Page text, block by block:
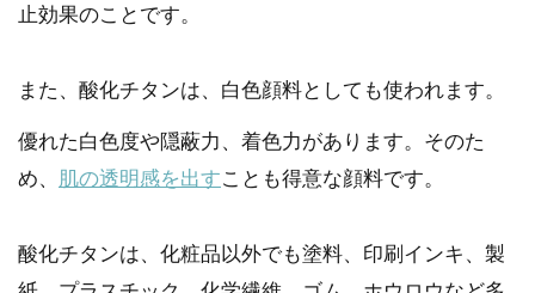
止効果のことです。
また、酸化チタンは、白色顔料としても使われます。
優れた白色度や隠蔽力、着色力があります。そのた
め、
肌の透明感を出すことも得意な顔料です。
酸化チタンは、化粧品以外でも塗料、印刷インキ、製